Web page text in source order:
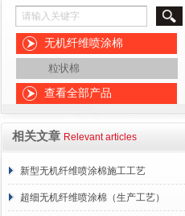
无机纤维喷涂棉
粒状棉
查看全部产品
相关文章 Relevant articles
新型无机纤维喷涂棉施工工艺
超细无机纤维喷涂棉（生产工艺）